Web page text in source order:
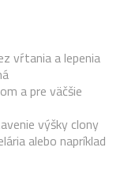
vŕtania a lepenia
a pre väčšie
výšky clony
alebo napríklad